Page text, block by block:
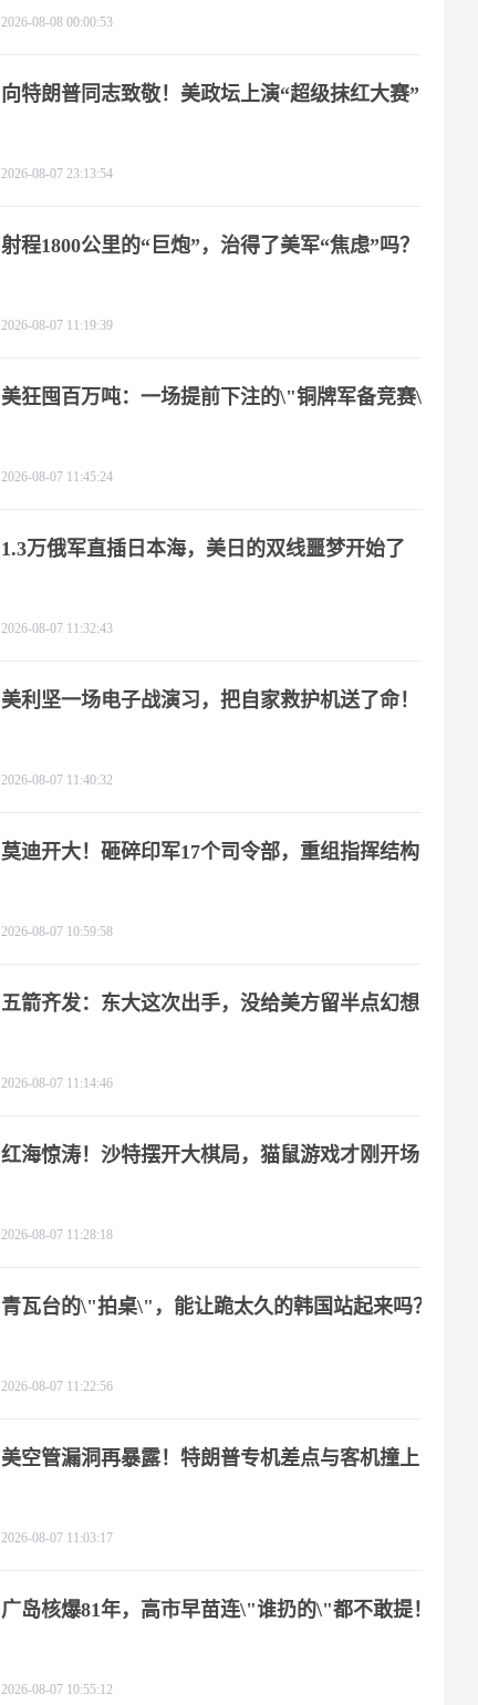
2026-08-08 00:00:53
向特朗普同志致敬！美政坛上演“超级抹红大赛”
2026-08-07 23:13:54
射程1800公里的“巨炮”，治得了美军“焦虑”吗？
2026-08-07 11:19:39
美狂囤百万吨：一场提前下注的\"铜牌军备竞赛\"
2026-08-07 11:45:24
1.3万俄军直插日本海，美日的双线噩梦开始了
2026-08-07 11:32:43
美利坚一场电子战演习，把自家救护机送了命！
2026-08-07 11:40:32
莫迪开大！砸碎印军17个司令部，重组指挥结构
2026-08-07 10:59:58
五箭齐发：东大这次出手，没给美方留半点幻想
2026-08-07 11:14:46
红海惊涛！沙特摆开大棋局，猫鼠游戏才刚开场
2026-08-07 11:28:18
青瓦台的\"拍桌\"，能让跪太久的韩国站起来吗？
2026-08-07 11:22:56
美空管漏洞再暴露！特朗普专机差点与客机撞上
2026-08-07 11:03:17
广岛核爆81年，高市早苗连\"谁扔的\"都不敢提！
2026-08-07 10:55:12